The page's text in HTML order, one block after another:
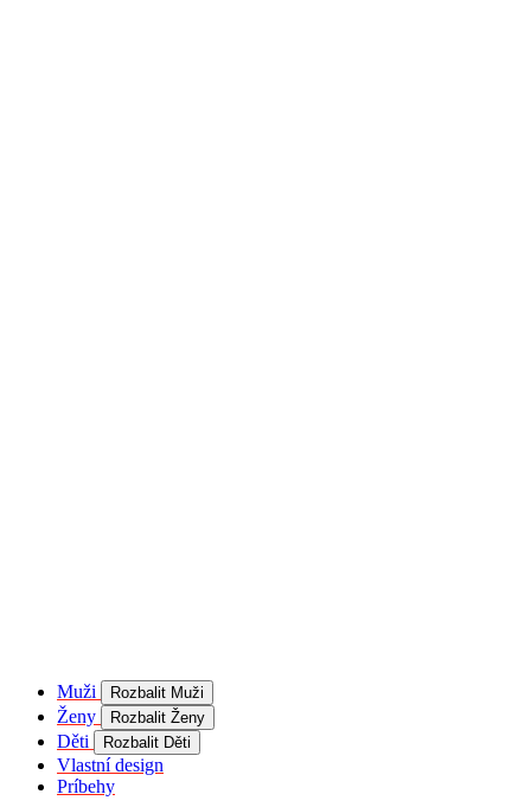
Muži Rozbalit Muži
Ženy Rozbalit Ženy
Děti Rozbalit Děti
Vlastní design
Príbehy